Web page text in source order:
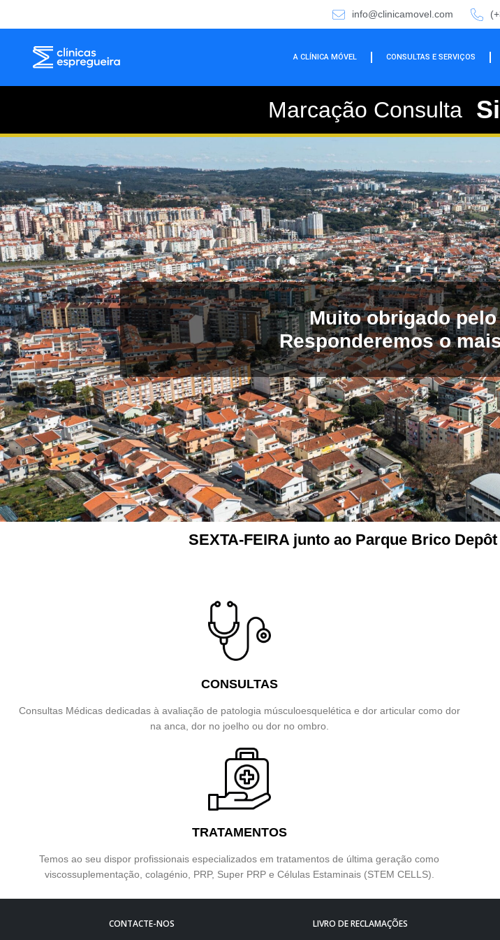
info@clinicamovel.com
A CLÍNICA MÓVEL CONSULTAS E SERVIÇOS
Marcação Consulta
Muito obrigado
Responderemos o
SEXTA-FEIRA junto ao Parque Brico
CONSULTAS
Consultas Médicas dedicadas à avaliação de patologia músculoesquelética e dor articular como dor
na anca, dor no joelho ou dor no ombro.
TRATAMENTOS
Temos ao seu dispor profissionais especializados em tratamentos de última geração como
viscossuplementação, colagénio, PRP, Super PRP e Células Estaminais (STEM CELLS).
CONTACTE-NOS LIVRO DE RECLAMAÇÕES